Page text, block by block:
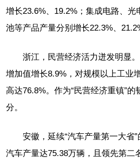
增长23.6%、19.2%；集成电路、光
池等产品产量分别增长22.3%、
浙江，民营经济活力迸发明显
增加值增长8.9%，对规模以上工业
高达76.8%。作为“民营经济重镇”
分。
安徽，延续“汽车产量第一大省
汽车产量达75.38万辆，且领先第二